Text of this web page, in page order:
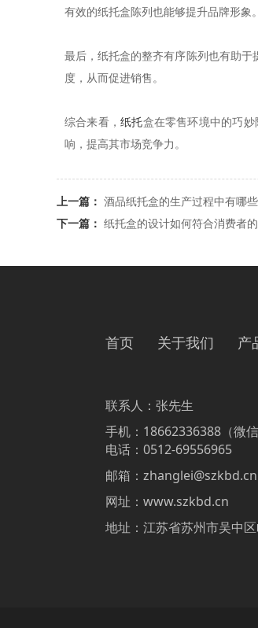
有效的纸托盒陈列也能够提升品牌形象
最后，纸托盒的整齐有序陈列也有助
度，从而促进销售。
综合来看，纸托盒在零售环境中的巧
响，提高其市场竞争力。
上一篇： 酒品纸托盒的生产过程中有哪
下一篇： 纸托盒的设计如何符合消费者
首页 关于我们 产
联系人：张先生
手机：18662336388（微信
电话：0512-69556965
邮箱：zhanglei@szkbd.cn
网址：www.szkbd.cn
地址：江苏省苏州市吴中